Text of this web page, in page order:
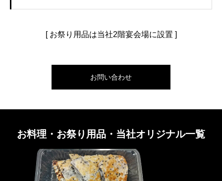
[ お祭り用品は当社2階宴会場に設置 ]
お問い合わせ
お料理・お祭り用品・当社オリジナル一覧